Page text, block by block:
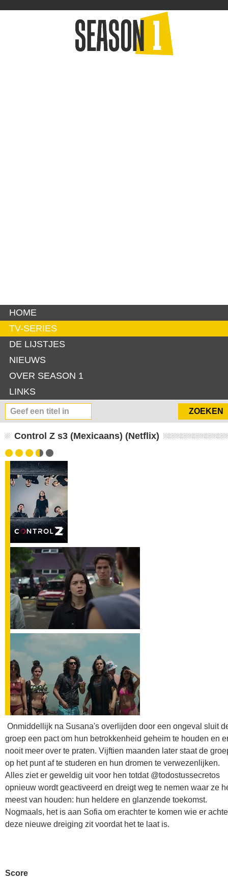
HOME
TV-SERIES
DE LIJSTJES
NIEUWS
OVER SEASON 1
LINKS
Control Z s3 (Mexicaans) (Netflix)
Onmiddellijk na Susana's overlijden door een ongeval sluit
groep een pact om hun betrokkenheid geheim te houden en
nooit meer over te praten. Vijftien maanden later staat de
op het punt af te studeren en hun dromen te verwezenlijken.
Alles ziet er geweldig uit voor hen totdat @todostussecretos
opnieuw wordt geactiveerd en dreigt weg te nemen waar ze
meest van houden: hun heldere en glanzende toekomst.
Nogmaals, het is aan Sofia om erachter te komen wie er
deze nieuwe dreiging zit voordat het te laat is.
Score